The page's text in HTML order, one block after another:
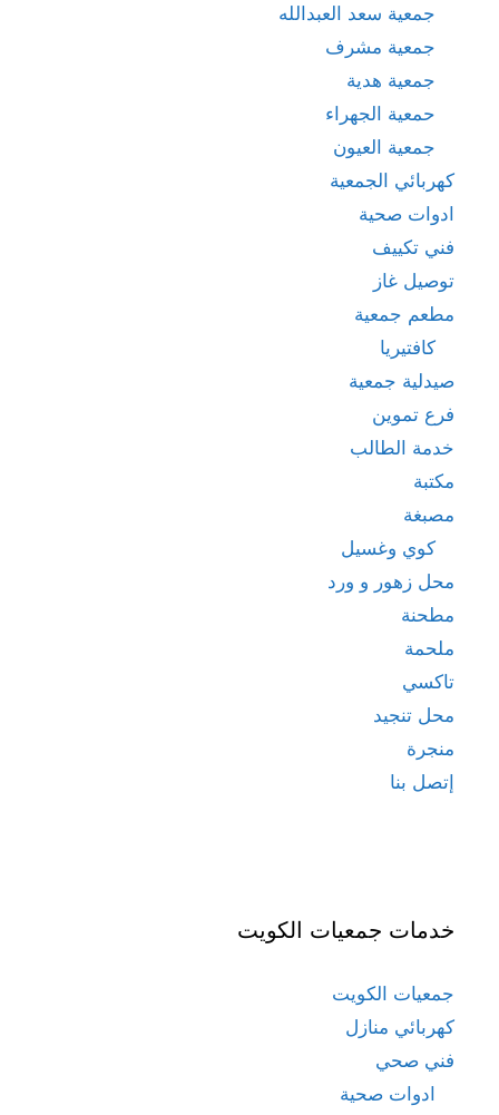
جمعية سعد العبدالله
جمعية مشرف
جمعية هدية
حمعية الجهراء
جمعية العيون
كهربائي الجمعية
ادوات صحية
فني تكييف
توصيل غاز
مطعم جمعية
كافتيريا
صيدلية جمعية
فرع تموين
خدمة الطالب
مكتبة
مصبغة
كوي وغسيل
محل زهور و ورد
مطحنة
ملحمة
تاكسي
محل تنجيد
منجرة
إتصل بنا
خدمات جمعيات الكويت
جمعيات الكويت
كهربائي منازل
فني صحي
ادوات صحية